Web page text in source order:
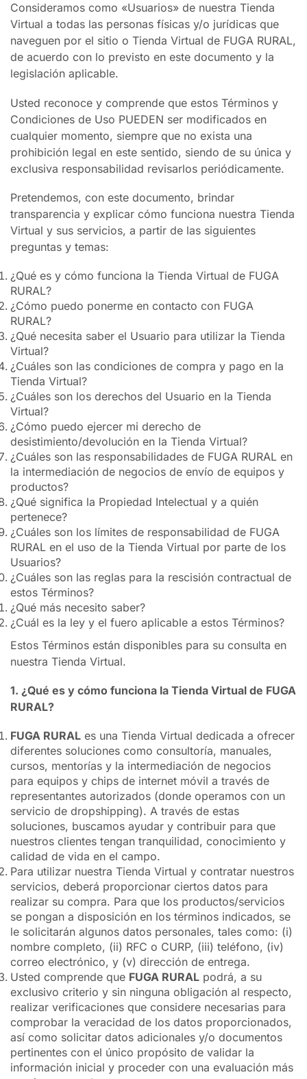
Consideramos como «Usuarios» de nuestra Tienda
Virtual a todas las personas físicas y/o jurídicas que
naveguen por el sitio o Tienda Virtual de FUGA RURAL,
de acuerdo con lo previsto en este documento y la
legislación aplicable.
Usted reconoce y comprende que estos Términos y
Condiciones de Uso PUEDEN ser modificados en
cualquier momento, siempre que no exista una
prohibición legal en este sentido, siendo de su única y
exclusiva responsabilidad revisarlos periódicamente.
Pretendemos, con este documento, brindar
transparencia y explicar cómo funciona nuestra Tienda
Virtual y sus servicios, a partir de las siguientes
preguntas y temas:
¿Qué es y cómo funciona la Tienda Virtual de FUGA
RURAL?
¿Cómo puedo ponerme en contacto con FUGA
RURAL?
¿Qué necesita saber el Usuario para utilizar la Tienda
Virtual?
¿Cuáles son las condiciones de compra y pago en la
Tienda Virtual?
¿Cuáles son los derechos del Usuario en la Tienda
Virtual?
¿Cómo puedo ejercer mi derecho de
desistimiento/devolución en la Tienda Virtual?
¿Cuáles son las responsabilidades de FUGA RURAL en
la intermediación de negocios de envío de equipos y
productos?
¿Qué significa la Propiedad Intelectual y a quién
pertenece?
¿Cuáles son los límites de responsabilidad de FUGA
RURAL en el uso de la Tienda Virtual por parte de los
Usuarios?
¿Cuáles son las reglas para la rescisión contractual de
estos Términos?
¿Qué más necesito saber?
¿Cuál es la ley y el fuero aplicable a estos Términos?
Estos Términos están disponibles para su consulta en
nuestra Tienda Virtual.
1. ¿Qué es y cómo funciona la Tienda Virtual de FUGA
RURAL?
FUGA RURAL es una Tienda Virtual dedicada a ofrecer
diferentes soluciones como consultoría, manuales,
cursos, mentorías y la intermediación de negocios
para equipos y chips de internet móvil a través de
representantes autorizados (donde operamos con un
servicio de dropshipping). A través de estas
soluciones, buscamos ayudar y contribuir para que
nuestros clientes tengan tranquilidad, conocimiento y
calidad de vida en el campo.
Para utilizar nuestra Tienda Virtual y contratar nuestros
servicios, deberá proporcionar ciertos datos para
realizar su compra. Para que los productos/servicios
se pongan a disposición en los términos indicados, se
le solicitarán algunos datos personales, tales como: (i)
nombre completo, (ii) RFC o CURP, (iii) teléfono, (iv)
correo electrónico, y (v) dirección de entrega.
Usted comprende que FUGA RURAL podrá, a su
exclusivo criterio y sin ninguna obligación al respecto,
realizar verificaciones que considere necesarias para
comprobar la veracidad de los datos proporcionados,
así como solicitar datos adicionales y/o documentos
pertinentes con el único propósito de validar la
información inicial y proceder con una evaluación más